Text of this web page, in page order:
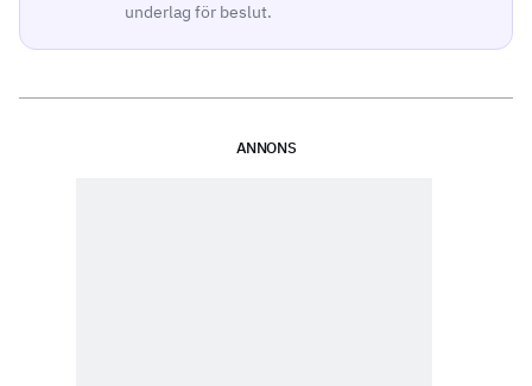
underlag för beslut.
ANNONS